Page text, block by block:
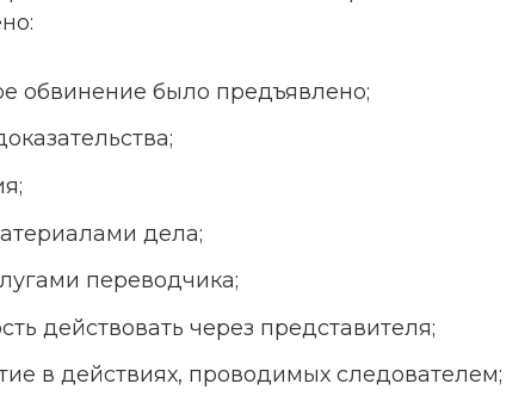
обвинение было предъявлено;
дела;
переводчика;
действовать через представителя;
в действиях, проводимых следователем;